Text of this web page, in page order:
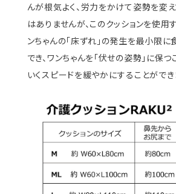
んが根気よく、労力をかけて姿勢を変
はありませんが、このクッションを使用
ンちゃんの「床ずれ」の発生を最小限
でき、ワンちゃんを「伏せの姿勢」に保つ
いくスピードを緩やかにすることができ